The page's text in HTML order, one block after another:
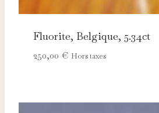
Fluorite, Belgique, 5.34ct
250,00 € Hors taxes
du site et ne peuvent pas être désactivés.